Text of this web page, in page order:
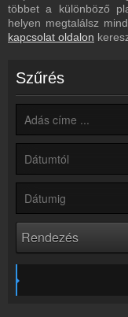
Műsorújság
radiocafé 98.0 műsorai
Hírek
Kapcsolat
Írj nekünk!
Partnerek
Rádiós partnerek
Ágyazd be
Készítés lépésről
többet a különböző
helyen megtalálsz
kapcsolat oldalon
Szűrés